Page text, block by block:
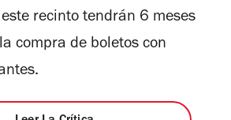
recinto tendrán 6 meses
compra de boletos con